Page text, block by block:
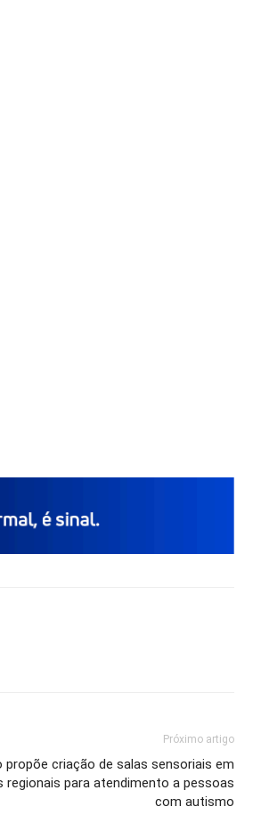
Próximo artigo
propõe criação de salas sensoriais em
regionais para atendimento a pessoas
com autismo